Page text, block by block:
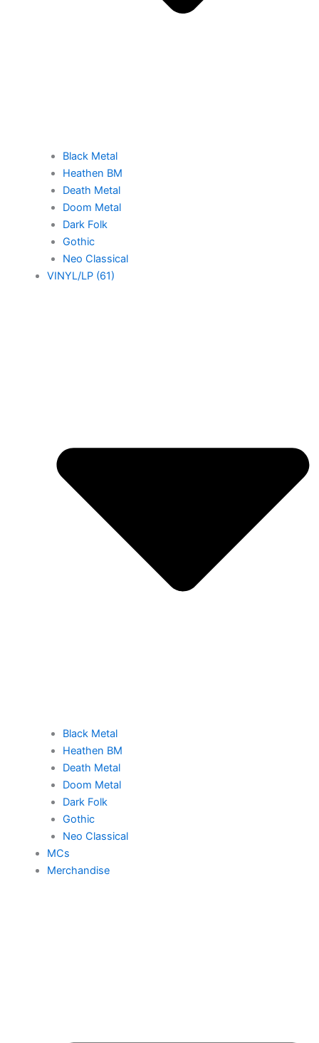
Black Metal
Heathen BM
Death Metal
Doom Metal
Dark Folk
Gothic
Neo Classical
VINYL/LP (61)
Black Metal
Heathen BM
Death Metal
Doom Metal
Dark Folk
Gothic
Neo Classical
MCs
Merchandise